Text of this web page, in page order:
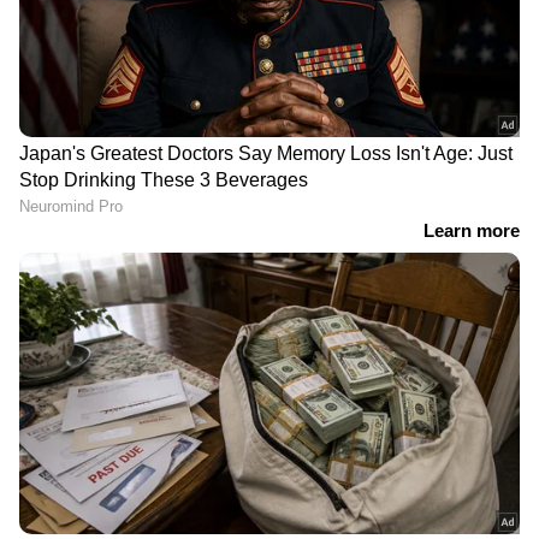
RECOMMENDED STORIES
ആട് കിണറ്റിൽ വീണു,
കിണർ
വൃത്തിയാക്കുന്നതിനെ
ചൊല്ലി തർക്കം
കത്തിക്കുത്തിൽ
ആഡംബര കാറിനടിയിൽ
സീക്രട്ട് ലോക്കർ,
നിസാറിൻ്റെയും
ഷമീമിൻ്റെയും സൂത്രപ്പണി
പൊളിച്ച് പൊലീസ്; 95 ഗ്രാം